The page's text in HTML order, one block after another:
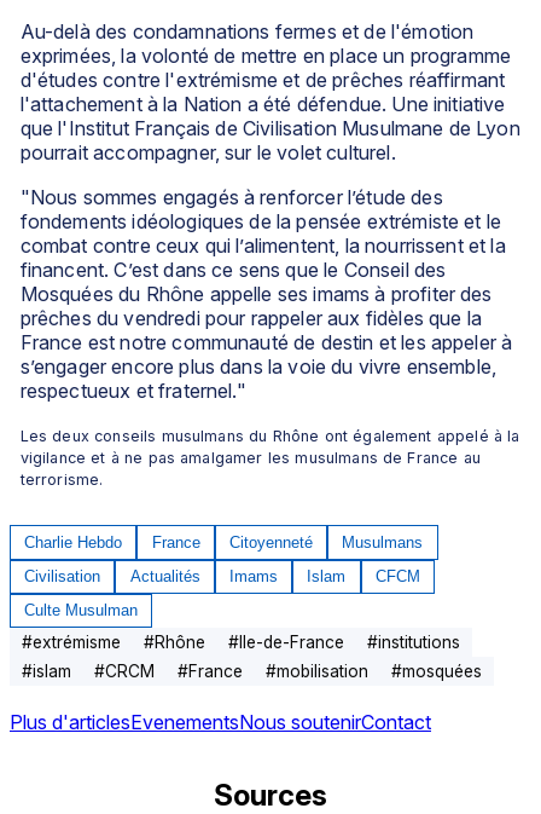
Au-delà des condamnations fermes et de l'émotion
exprimées, la volonté de mettre en place un programme
d'études contre l'extrémisme et de prêches réaffirmant
l'attachement à la Nation a été défendue. Une initiative
que l'Institut Français de Civilisation Musulmane de Lyon
pourrait accompagner, sur le volet culturel.
"Nous sommes engagés à renforcer l’étude des
fondements idéologiques de la pensée extrémiste et le
combat contre ceux qui l’alimentent, la nourrissent et la
financent. C’est dans ce sens que le Conseil des
Mosquées du Rhône appelle ses imams à profiter des
prêches du vendredi pour rappeler aux fidèles que la
France est notre communauté de destin et les appeler à
s’engager encore plus dans la voie du vivre ensemble,
respectueux et fraternel."
Les deux conseils musulmans du Rhône ont également appelé à la
vigilance et à ne pas amalgamer les musulmans de France au
terrorisme.
Charlie Hebdo France Citoyenneté
Musulmans
Civilisation
Actualités Imams Islam
CFCM
Culte Musulman
#extrémisme #Rhône #Ile-de-France #institutions
#islam #CRCM #France #mobilisation #mosquées
Plus d'articlesEvenementsNous soutenirContact
Sources